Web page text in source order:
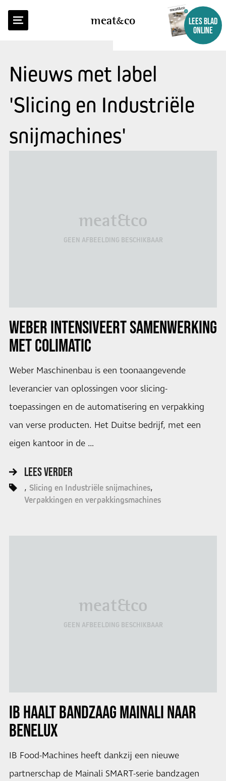
meatco
LEES BLAD
ONLINE
Nieuws met label
'Slicing en Industriële
snijmachines'
meat&co
GEEN AFBEELDING BESCHIKBAAR
WEBER INTENSIVEERT SAMENWERKING
MET COLIMATIC
Weber Maschinenbau is een toonaangevende
leverancier van oplossingen voor slicing-
toepassingen en de automatisering en verpakking
van verse producten. Het Duitse bedrijf, met een
eigen kantoor in de …
LEES VERDER
Slicing en Industriële snijmachines
Verpakkingen en verpakkingsmachines
meat&co
GEEN AFBEELDING BESCHIKBAAR
IB HAALT BANDZAAG MAINALI NAAR
BENELUX
IB Food-Machines heeft dankzij een nieuwe
partnerschap de Mainali SMART-serie bandzagen